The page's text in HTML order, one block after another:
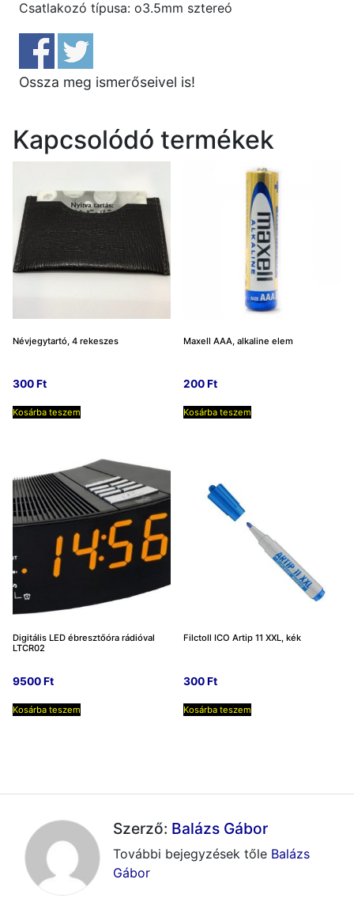
Csatlakozó típusa: o3.5mm sztereó
Ossza meg ismerőseivel is!
Kapcsolódó termékek
Névjegytartó, 4 rekeszes
300Ft
Kosárba teszem
Maxell AAA, alkaline elem
200Ft
Kosárba teszem
Digitális LED ébresztőóra rádióval
LTCR02
9500Ft
Kosárba teszem
Filctoll ICO Artip 11 XXL, kék
300Ft
Kosárba teszem
Szerző: Balázs Gábor
További bejegyzések tőle Balázs
Gábor